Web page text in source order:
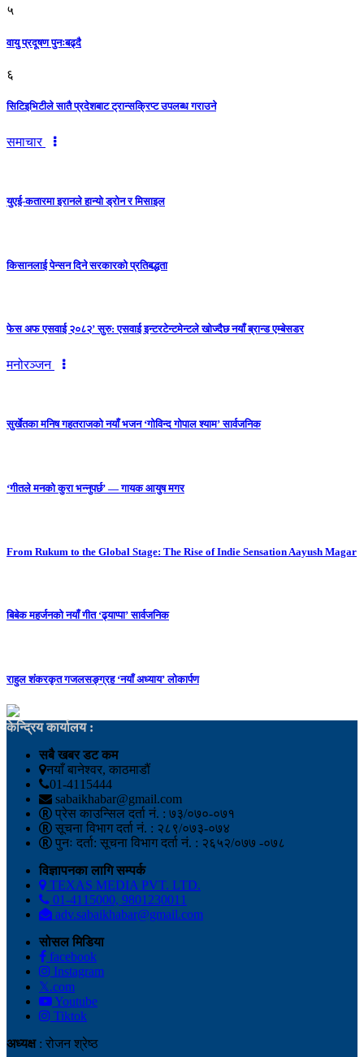
५
वायु प्रदूषण पुनःबढ्दै
६
सिटिइभिटीले सातै प्रदेशबाट ट्रान्सक्रिप्ट उपलब्ध गराउने
समाचार
युएई-कतारमा इरानले हान्यो ड्रोन र मिसाइल
किसानलाई पेन्सन दिने सरकारको प्रतिबद्धता
फेस अफ एसवाई २०८२’ सुरु: एसवाई इन्टरटेन्टमेन्टले खोज्दैछ नयाँ ब्रान्ड एम्बेसडर
मनोरञ्जन
सुर्खेतका मनिष गहतराजको नयाँ भजन ‘गोविन्द गोपाल श्याम’ सार्वजनिक
‘गीतले मनको कुरा भन्नुपर्छ’ — गायक आयुष मगर
From Rukum to the Global Stage: The Rise of Indie Sensation Aayush Magar
बिबेक महर्जनको नयाँ गीत ‘ढ्याप्पा’ सार्वजनिक
राहुल शंकरकृत गजलसङ्ग्रह ‘नयाँ अध्याय’ लोकार्पण
केन्द्रिय कार्यालय :
सबै खबर डट कम
नयाँ बानेश्वर, काठमाडौं
01-4115444
sabaikhabar@gmail.com
प्रेस काउन्सिल दर्ता नं. : ७३/०७०-०७१
सूचना विभाग दर्ता नं. : २८९/०७३-०७४
पुनः दर्ता: सूचना विभाग दर्ता नं. : २६५२/०७७ -०७८
विज्ञापनका लागि सम्पर्क
TEXAS MEDIA PVT. LTD.
01-4115000, 9801230011
adv.sabaikhabar@gmail.com
सोसल मिडिया
facebook
Instagram
𝕏.com
Youtube
Tiktok
अध्यक्ष: रोजन श्रेष्ठ